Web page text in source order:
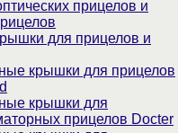
прицелов и
для прицелов и
крышки для прицелов
крышки для
прицелов Docter